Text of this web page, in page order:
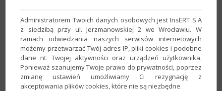
5. ​Wskazać kolumnę KPiR, w której powinna się pojawić
kwota zapisu.​
Administratorem Twoich danych osobowych jest InsERT S.A
z siedzibą przy ul. Jerzmanowskiej 2 we Wrocławiu. W
ramach odwiedzania naszych serwisów internetowych
możemy przetwarzać Twój adres IP, pliki cookies i podobne
dane nt. Twojej aktywności oraz urządzeń użytkownika.
Ponieważ szanujemy Twoje prawo do prywatności, poprzez
zmianę ustawień umożliwiamy Ci rezygnację z
akceptowania plików cookies, które nie są niezbędne.